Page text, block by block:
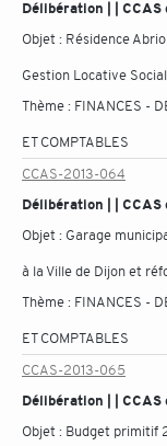
Délibération | |
Objet : Résidence
Gestion Locative
Thème : FINANCES -
ET COMPTABLES
CCAS-2013-064
Délibération | |
Objet : Garage
à la Ville de Dijon et
Thème : FINANCES -
ET COMPTABLES
CCAS-2013-065
Délibération | |
Objet : Budget primitif